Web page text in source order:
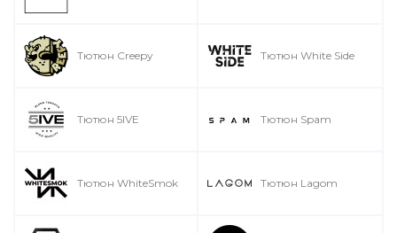
Тютюн Creepy Тютюн White Side
Тютюн 5IVE Тютюн Spam
Тютюн WhiteSmok Тютюн Lagom